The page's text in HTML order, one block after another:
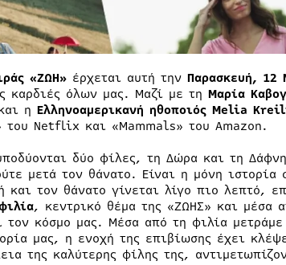
«ΖΩΗ»έρχεται αυτή την Παρασκευή, 12
καρδιές όλων μας. Μαζί με τη Μαρία
η Ελληνοαμερικανή ηθοποιός Melia
Netflix και «Mammals» του Amazon.
δύο φίλες, τη Δώρα και τη
μετά τον θάνατο. Είναι η μόνη ιστορία
τον θάνατο γίνεται λίγο πιο λεπτό,
, κεντρικό θέμα της «ΖΩΗΣ» και μέσα
τον κόσμο μας. Μέσα από τη φιλία
μας, η ενοχή της επιβίωσης έχει
της καλύτερης φίλης της,